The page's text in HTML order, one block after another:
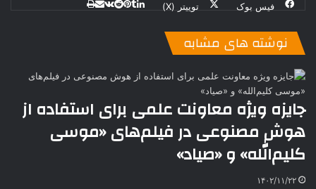
فیس بوک توییتر (X)
یلر
ت
ت
t
k
e
ا
ه
نوشته های مشابه
جایزه ویژه معاونت علمی برای استفاده از
هوش مصنوعی در فیلم‌های «موسی
کلیم‌الله» و «صیاد»
۱۴۰۲/۱۱/۲۲